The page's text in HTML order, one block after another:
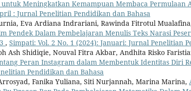
Meningkatkan Kemampuan Membaca Permulaan
: Jurnal Penelitian Pendidikan dan Bahasa
Eva Ardiana Indrariani, Rawinda Fitrotul
Pendek Dalam Pembelajaran Menulis Teks Narasi
, Simpati: Vol. 2 No. 1 (2024): Januari: Jurnal Penelitian
Ash Shidiqie, Nouval Fitra Akbar, Andhita Risko
Peran Instagram dalam Membentuk Identitas Diri
Pendidikan dan Bahasa
Fanika Yuliana, Siti Nurjannah, Marina Marina,